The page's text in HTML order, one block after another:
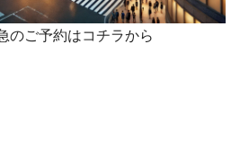
のご予約はコチラから